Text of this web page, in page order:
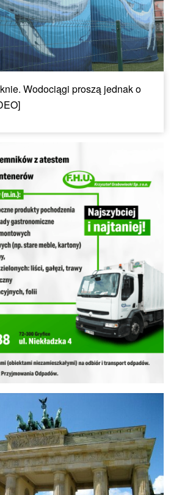
Wodociągi proszą jednak o